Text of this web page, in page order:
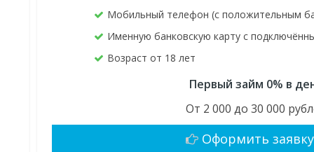
Мобильный телефон (с положительным
Именную банковскую карту с
Возраст от 18 лет
Первый займ 0% в
От 2 000 до 30 000
Оформить заявку